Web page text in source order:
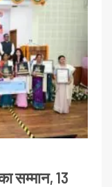
सम्मान, 13